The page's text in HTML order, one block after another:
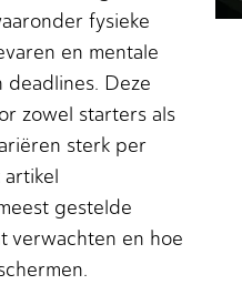
fysieke
en mentale
Deze
zowel starters als
sterk per
gestelde
verwachten en hoe